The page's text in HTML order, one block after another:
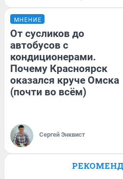
МНЕНИЕ
От сусликов до
автобусов с
кондиционерами.
Почему Красноярск
оказался круче Омска
(почти во всём)
Сергей Энквист